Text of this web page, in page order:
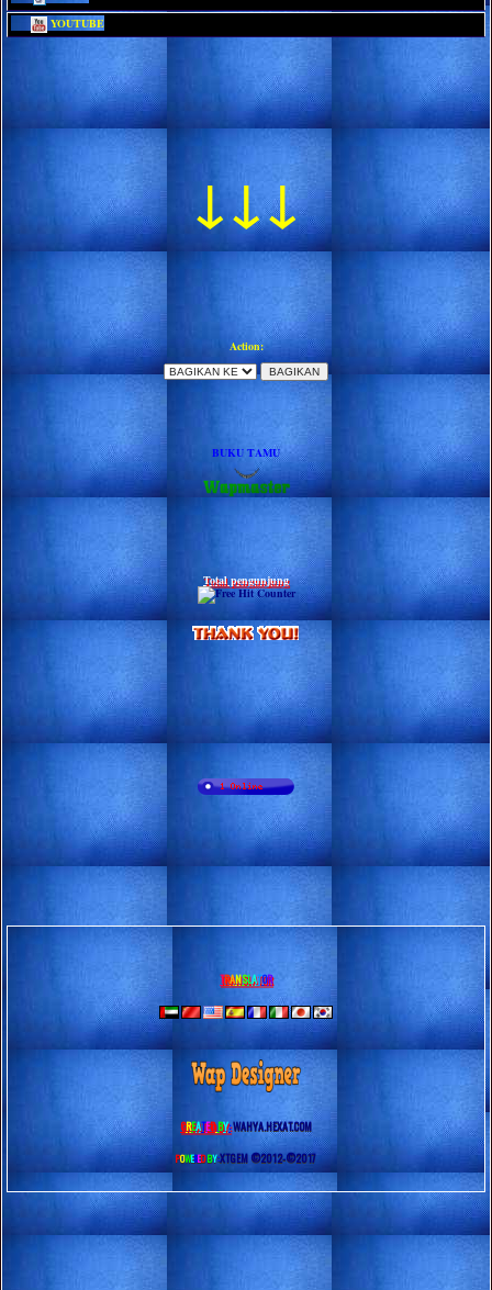
YOUTUBE
↓↓↓
Action:
BUKU TAMU
Total pengunjung
TRANSLATOR
CREATEDBY:WAHYA.HEXAT.COM
POWEREDBY:XTGEM ©2012-©2017